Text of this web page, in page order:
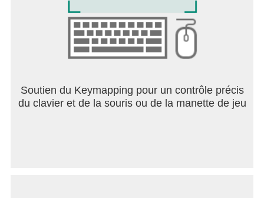
Soutien du Keymapping pour un contrôle précis
du clavier et de la souris ou de la manette de jeu